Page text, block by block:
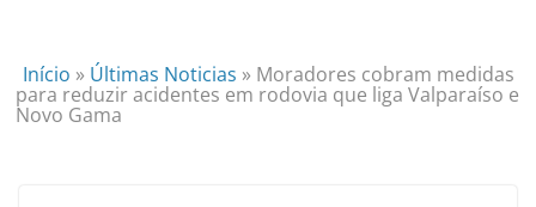
Início » Últimas Noticias » Moradores cobram medidas
para reduzir acidentes em rodovia que liga Valparaíso e
Novo Gama